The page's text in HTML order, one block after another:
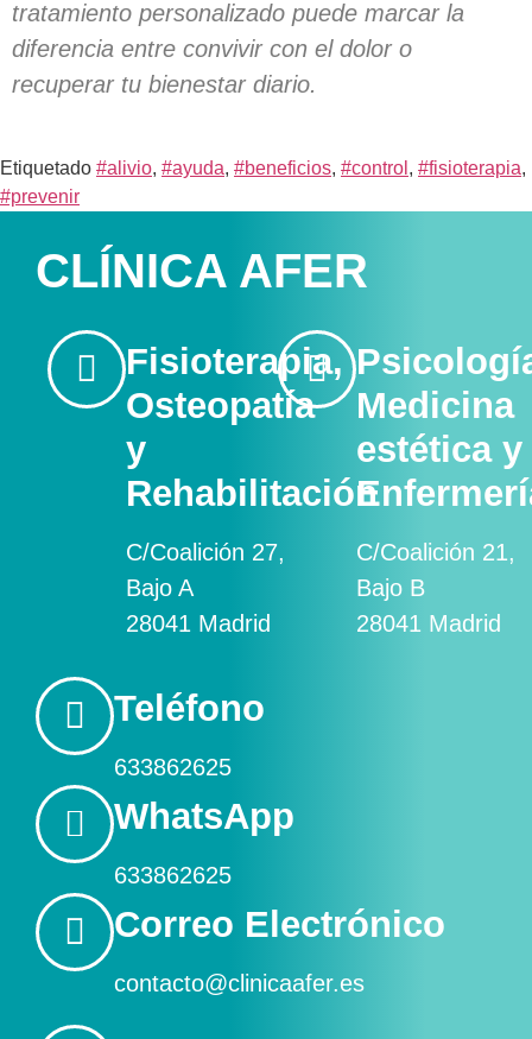
tratamiento personalizado puede marcar la
diferencia entre convivir con el dolor o
recuperar tu bienestar diario.
Etiquetado #alivio, #ayuda, #beneficios, #control , #fisioterapia,
#prevenir
CLÍNICA AFER
Fisioterapia,
Osteopatía
y
Rehabilitación​
C/Coalición 27,
Bajo A
28041 Madrid
Medicina
estética y
C/Coalición 21,
Bajo B
28041 Madrid
Teléfono
633862625
WhatsApp
633862625
Correo Electrónico
contacto@clinicaafer.es​